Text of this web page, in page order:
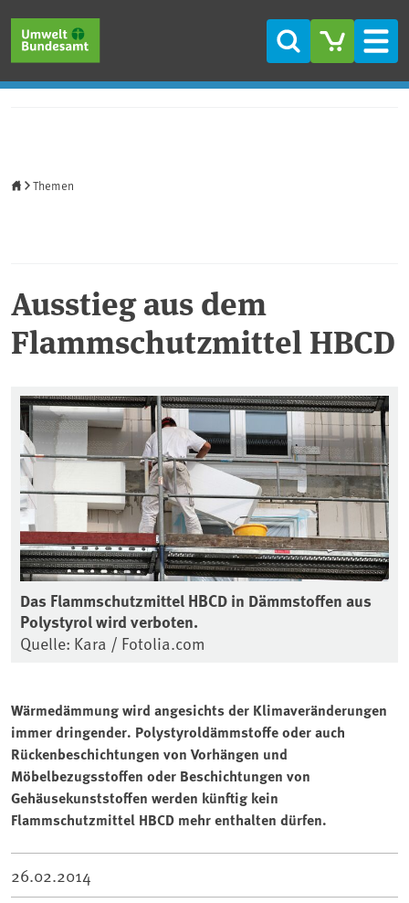
Suche
Themen
Ausstieg aus dem
Flammschutzmittel HBCD
Das Flammschutzmittel HBCD in Dämmstoffen aus
Polystyrol wird verboten.
Quelle: Kara / Fotolia.com
Wärmedämmung wird angesichts der Klimaveränderungen
immer dringender. Polystyroldämmstoffe oder auch
Rückenbeschichtungen von Vorhängen und
Möbelbezugsstoffen oder Beschichtungen von
Gehäusekunststoffen werden künftig kein
Flammschutzmittel HBCD mehr enthalten dürfen.
26.02.2014